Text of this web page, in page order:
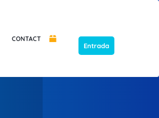
CONTACT
Entrada